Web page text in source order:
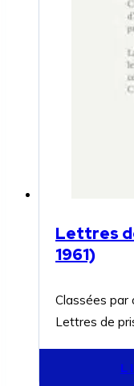
Lettres
1961)
Classées par
Lettres de